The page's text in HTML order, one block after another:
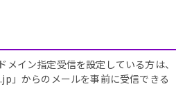
イン指定受信を設定している方は、
からのメールを事前に受信できる